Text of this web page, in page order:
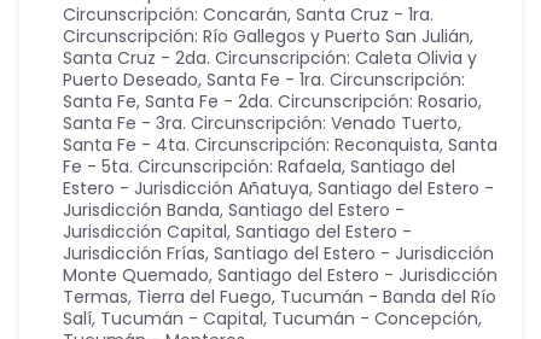
Circunscripción: Concarán, Santa Cruz - 1ra.
Circunscripción: Río Gallegos y Puerto San Julián,
Santa Cruz - 2da. Circunscripción: Caleta Olivia y
Puerto Deseado, Santa Fe - 1ra. Circunscripción:
Santa Fe, Santa Fe - 2da. Circunscripción: Rosario,
Santa Fe - 3ra. Circunscripción: Venado Tuerto,
Santa Fe - 4ta. Circunscripción: Reconquista, Santa
Fe - 5ta. Circunscripción: Rafaela, Santiago del
Estero - Jurisdicción Añatuya, Santiago del Estero -
Jurisdicción Banda, Santiago del Estero -
Jurisdicción Capital, Santiago del Estero -
Jurisdicción Frías, Santiago del Estero - Jurisdicción
Monte Quemado, Santiago del Estero - Jurisdicción
Termas, Tierra del Fuego, Tucumán - Banda del Río
Salí, Tucumán - Capital, Tucumán - Concepción,